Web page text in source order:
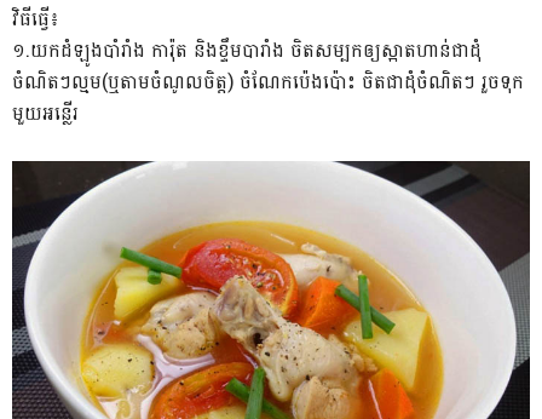
វិធីធ្វើ៖
១.យកដំឡូងបាំរាំង ការ៉ុត និងខ្ទឹមបារាំង ចិតសម្បកឲ្យស្អាតហាន់ជាដុំ
ចំណិតៗល្មម(ឬតាមចំណូលចិត្ត) ចំណែកប៉េងប៉ោះ ចិតជាដុំចំណិតៗ រួចទុក
មួយអន្លើរ